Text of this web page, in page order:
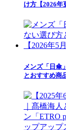
け方【2026年
メンズ「日傘
とおすすめ商